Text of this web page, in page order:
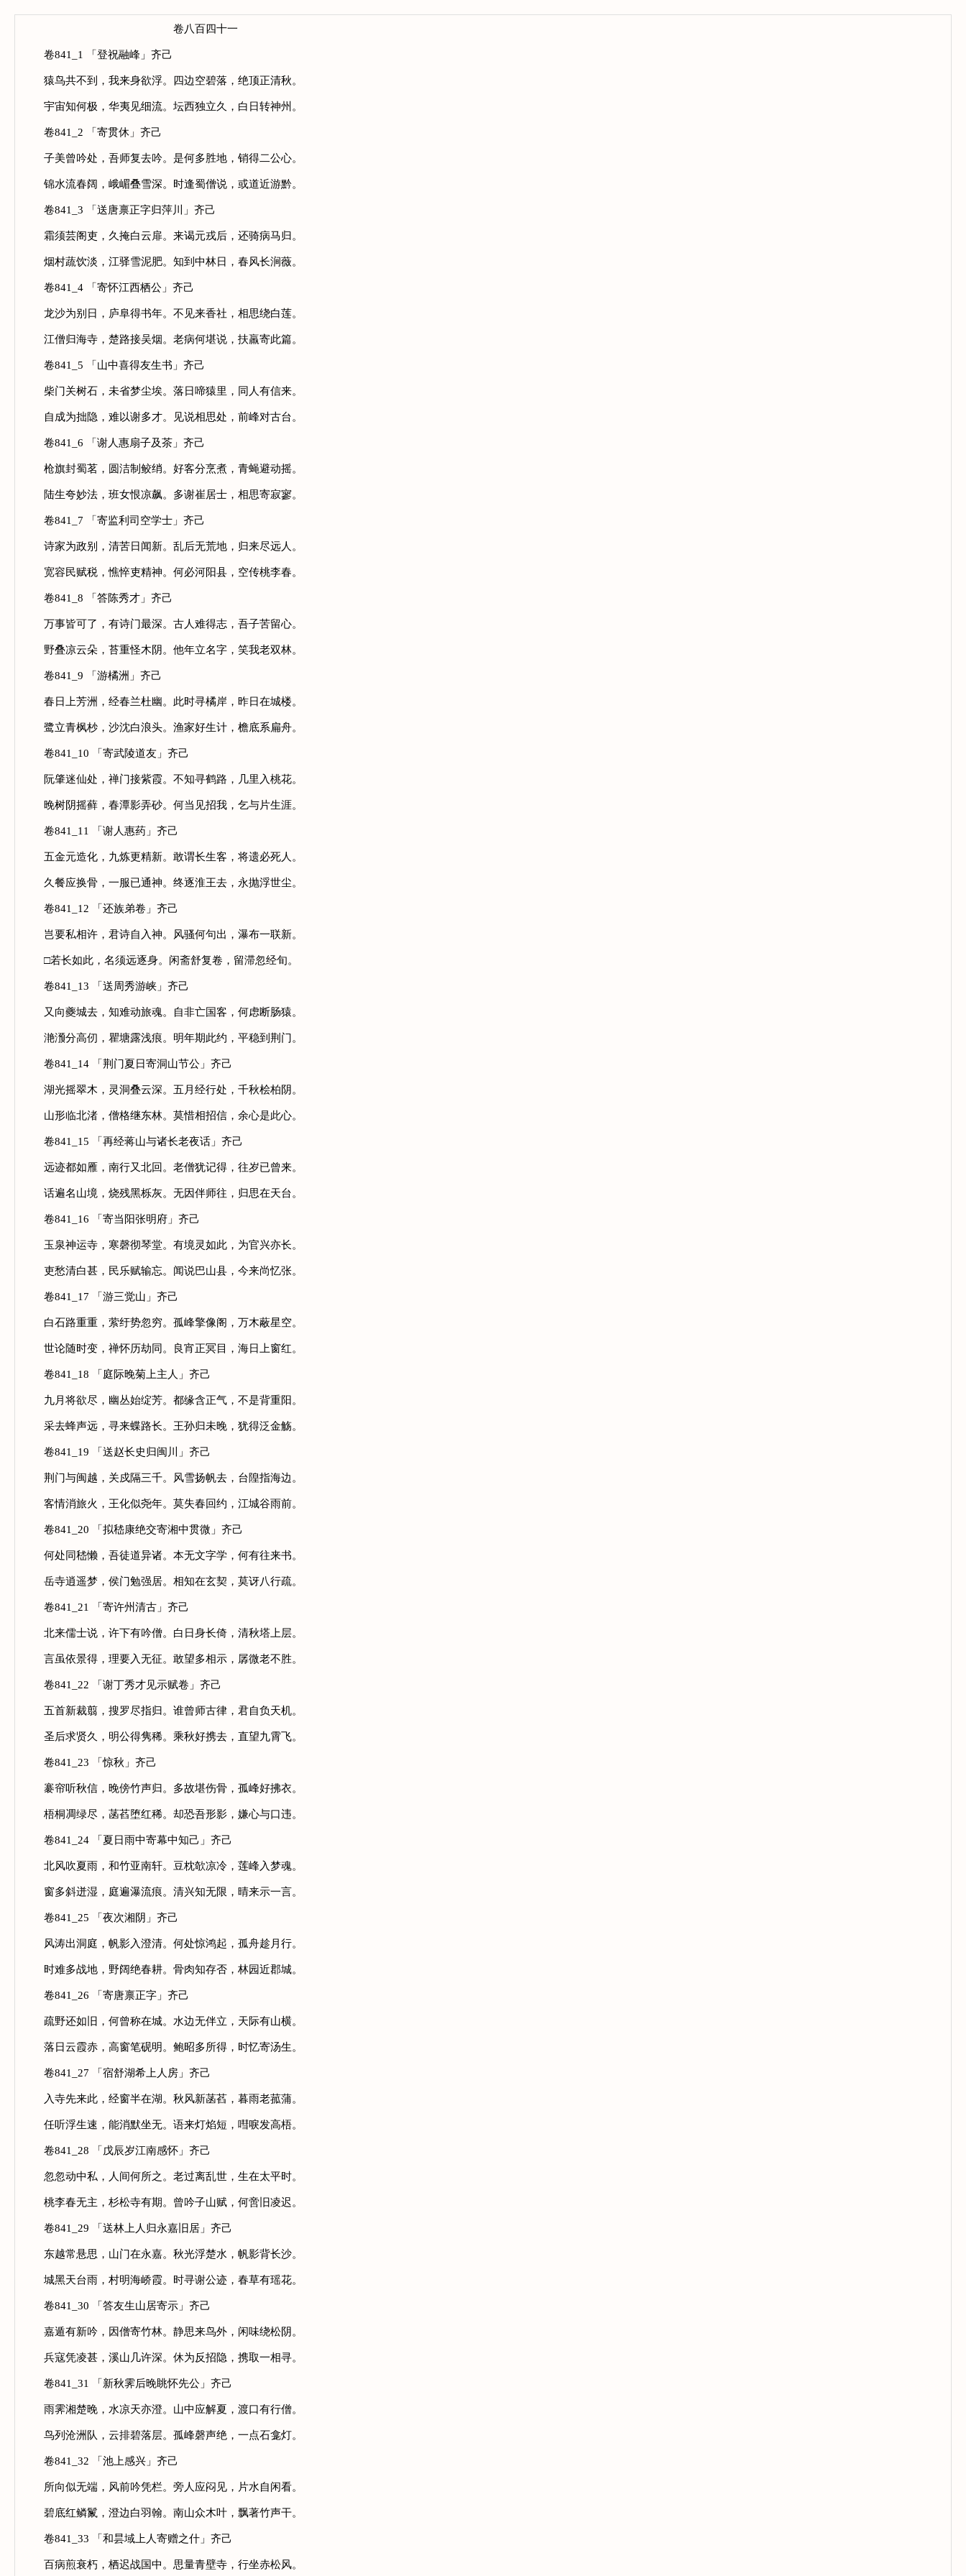
卷八百四十一
卷841_1 「登祝融峰」齐己
猿鸟共不到，我来身欲浮。四边空碧落，绝顶正清秋。
宇宙知何极，华夷见细流。坛西独立久，白日转神州。
卷841_2 「寄贯休」齐己
子美曾吟处，吾师复去吟。是何多胜地，销得二公心。
锦水流春阔，峨嵋叠雪深。时逢蜀僧说，或道近游黔。
卷841_3 「送唐禀正字归萍川」齐己
霜须芸阁吏，久掩白云扉。来谒元戎后，还骑病马归。
烟村蔬饮淡，江驿雪泥肥。知到中林日，春风长涧薇。
卷841_4 「寄怀江西栖公」齐己
龙沙为别日，庐阜得书年。不见来香社，相思绕白莲。
江僧归海寺，楚路接吴烟。老病何堪说，扶羸寄此篇。
卷841_5 「山中喜得友生书」齐己
柴门关树石，未省梦尘埃。落日啼猿里，同人有信来。
自成为拙隐，难以谢多才。见说相思处，前峰对古台。
卷841_6 「谢人惠扇子及茶」齐己
枪旗封蜀茗，圆洁制鲛绡。好客分烹煮，青蝇避动摇。
陆生夸妙法，班女恨凉飙。多谢崔居士，相思寄寂寥。
卷841_7 「寄监利司空学士」齐己
诗家为政别，清苦日闻新。乱后无荒地，归来尽远人。
宽容民赋税，憔悴吏精神。何必河阳县，空传桃李春。
卷841_8 「答陈秀才」齐己
万事皆可了，有诗门最深。古人难得志，吾子苦留心。
野叠凉云朵，苔重怪木阴。他年立名字，笑我老双林。
卷841_9 「游橘洲」齐己
春日上芳洲，经春兰杜幽。此时寻橘岸，昨日在城楼。
鹭立青枫杪，沙沈白浪头。渔家好生计，檐底系扁舟。
卷841_10 「寄武陵道友」齐己
阮肇迷仙处，禅门接紫霞。不知寻鹤路，几里入桃花。
晚树阴摇藓，春潭影弄砂。何当见招我，乞与片生涯。
卷841_11 「谢人惠药」齐己
五金元造化，九炼更精新。敢谓长生客，将遗必死人。
久餐应换骨，一服已通神。终逐淮王去，永抛浮世尘。
卷841_12 「还族弟卷」齐己
岂要私相许，君诗自入神。风骚何句出，瀑布一联新。
□若长如此，名须远逐身。闲斋舒复卷，留滞忽经旬。
卷841_13 「送周秀游峡」齐己
又向夔城去，知难动旅魂。自非亡国客，何虑断肠猿。
滟滪分高仞，瞿塘露浅痕。明年期此约，平稳到荆门。
卷841_14 「荆门夏日寄洞山节公」齐己
湖光摇翠木，灵洞叠云深。五月经行处，千秋桧柏阴。
山形临北渚，僧格继东林。莫惜相招信，余心是此心。
卷841_15 「再经蒋山与诸长老夜话」齐己
远迹都如雁，南行又北回。老僧犹记得，往岁已曾来。
话遍名山境，烧残黑栎灰。无因伴师往，归思在天台。
卷841_16 「寄当阳张明府」齐己
玉泉神运寺，寒磬彻琴堂。有境灵如此，为官兴亦长。
吏愁清白甚，民乐赋输忘。闻说巴山县，今来尚忆张。
卷841_17 「游三觉山」齐己
白石路重重，萦纡势忽穷。孤峰擎像阁，万木蔽星空。
世论随时变，禅怀历劫同。良宵正冥目，海日上窗红。
卷841_18 「庭际晚菊上主人」齐己
九月将欲尽，幽丛始绽芳。都缘含正气，不是背重阳。
采去蜂声远，寻来蝶路长。王孙归未晚，犹得泛金觞。
卷841_19 「送赵长史归闽川」齐己
荆门与闽越，关戍隔三千。风雪扬帆去，台隍指海边。
客情消旅火，王化似尧年。莫失春回约，江城谷雨前。
卷841_20 「拟嵇康绝交寄湘中贯微」齐己
何处同嵇懒，吾徒道异诸。本无文字学，何有往来书。
岳寺逍遥梦，侯门勉强居。相知在玄契，莫讶八行疏。
卷841_21 「寄许州清古」齐己
北来儒士说，许下有吟僧。白日身长倚，清秋塔上层。
言虽依景得，理要入无征。敢望多相示，孱微老不胜。
卷841_22 「谢丁秀才见示赋卷」齐己
五首新裁翦，搜罗尽指归。谁曾师古律，君自负天机。
圣后求贤久，明公得隽稀。乘秋好携去，直望九霄飞。
卷841_23 「惊秋」齐己
褰帘听秋信，晚傍竹声归。多故堪伤骨，孤峰好拂衣。
梧桐凋绿尽，菡萏堕红稀。却恐吾形影，嫌心与口违。
卷841_24 「夏日雨中寄幕中知己」齐己
北风吹夏雨，和竹亚南轩。豆枕欹凉冷，莲峰入梦魂。
窗多斜迸湿，庭遍瀑流痕。清兴知无限，晴来示一言。
卷841_25 「夜次湘阴」齐己
风涛出洞庭，帆影入澄清。何处惊鸿起，孤舟趁月行。
时难多战地，野阔绝春耕。骨肉知存否，林园近郡城。
卷841_26 「寄唐禀正字」齐己
疏野还如旧，何曾称在城。水边无伴立，天际有山横。
落日云霞赤，高窗笔砚明。鲍昭多所得，时忆寄汤生。
卷841_27 「宿舒湖希上人房」齐己
入寺先来此，经窗半在湖。秋风新菡萏，暮雨老菰蒲。
任听浮生速，能消默坐无。语来灯焰短，嘒唳发高梧。
卷841_28 「戊辰岁江南感怀」齐己
忽忽动中私，人间何所之。老过离乱世，生在太平时。
桃李春无主，杉松寺有期。曾吟子山赋，何啻旧凌迟。
卷841_29 「送林上人归永嘉旧居」齐己
东越常悬思，山门在永嘉。秋光浮楚水，帆影背长沙。
城黑天台雨，村明海峤霞。时寻谢公迹，春草有瑶花。
卷841_30 「答友生山居寄示」齐己
嘉遁有新吟，因僧寄竹林。静思来鸟外，闲味绕松阴。
兵寇凭凌甚，溪山几许深。休为反招隐，携取一相寻。
卷841_31 「新秋霁后晚眺怀先公」齐己
雨霁湘楚晚，水凉天亦澄。山中应解夏，渡口有行僧。
鸟列沧洲队，云排碧落层。孤峰磬声绝，一点石龛灯。
卷841_32 「池上感兴」齐己
所向似无端，风前吟凭栏。旁人应闷见，片水自闲看。
碧底红鳞鬣，澄边白羽翰。南山众木叶，飘著竹声干。
卷841_33 「和昙域上人寄赠之什」齐己
百病煎衰朽，栖迟战国中。思量青壁寺，行坐赤松风。